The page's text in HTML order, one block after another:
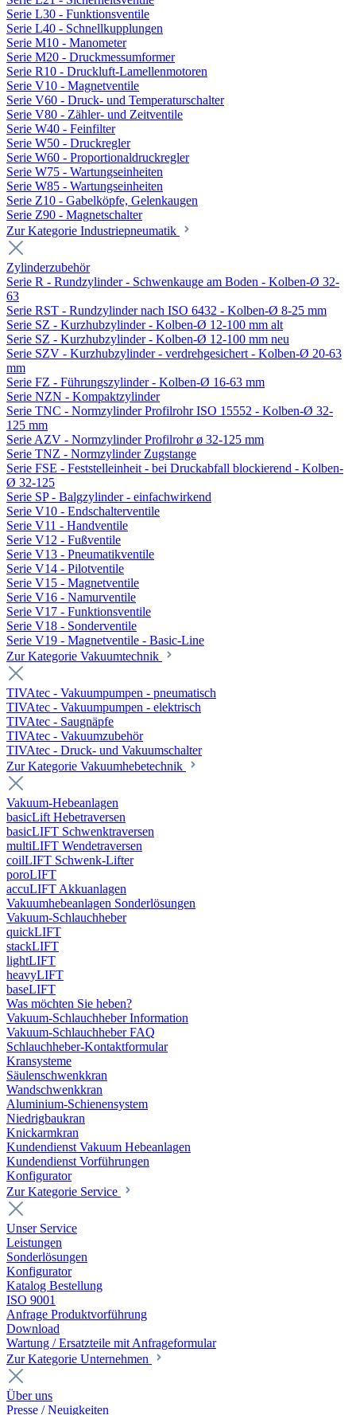
Serie L30 - Funktionsventile
Serie L40 - Schnellkupplungen
Serie M10 - Manometer
Serie M20 - Druckmessumformer
Serie R10 - Druckluft-Lamellenmotoren
Serie V10 - Magnetventile
Serie V60 - Druck- und Temperaturschalter
Serie V80 - Zähler- und Zeitventile
Serie W40 - Feinfilter
Serie W50 - Druckregler
Serie W60 - Proportionaldruckregler
Serie W75 - Wartungseinheiten
Serie W85 - Wartungseinheiten
Serie Z10 - Gabelköpfe, Gelenkaugen
Serie Z90 - Magnetschalter
Zur Kategorie Industriepneumatik
Zylinderzubehör
Serie R - Rundzylinder - Schwenkauge am Boden - Kolben-Ø 32-
63
Serie RST - Rundzylinder nach ISO 6432 - Kolben-Ø 8-25 mm
Serie SZ - Kurzhubzylinder - Kolben-Ø 12-100 mm alt
Serie SZ - Kurzhubzylinder - Kolben-Ø 12-100 mm neu
Serie SZV - Kurzhubzylinder - verdrehgesichert - Kolben-Ø 20-63
mm
Serie FZ - Führungszylinder - Kolben-Ø 16-63 mm
Serie NZN - Kompaktzylinder
Serie TNC - Normzylinder Profilrohr ISO 15552 - Kolben-Ø 32-
125 mm
Serie AZV - Normzylinder Profilrohr ø 32-125 mm
Serie TNZ - Normzylinder Zugstange
Serie FSE - Feststelleinheit - bei Druckabfall blockierend - Kolben-
Ø 32-125
Serie SP - Balgzylinder - einfachwirkend
Serie V10 - Endschalterventile
Serie V11 - Handventile
Serie V12 - Fußventile
Serie V13 - Pneumatikventile
Serie V14 - Pilotventile
Serie V15 - Magnetventile
Serie V16 - Namurventile
Serie V17 - Funktionsventile
Serie V18 - Sonderventile
Serie V19 - Magnetventile - Basic-Line
Zur Kategorie Vakuumtechnik
TIVAtec - Vakuumpumpen - pneumatisch
TIVAtec - Vakuumpumpen - elektrisch
TIVAtec - Saugnäpfe
TIVAtec - Vakuumzubehör
TIVAtec - Druck- und Vakuumschalter
Zur Kategorie Vakuumhebetechnik
Vakuum-Hebeanlagen
basicLift Hebetraversen
basicLIFT Schwenktraversen
multiLIFT Wendetraversen
coilLIFT Schwenk-Lifter
poroLIFT
accuLIFT Akkuanlagen
Vakuumhebeanlagen Sonderlösungen
Vakuum-Schlauchheber
quickLIFT
stackLIFT
lightLIFT
heavyLIFT
baseLIFT
Was möchten Sie heben?
Vakuum-Schlauchheber Information
Vakuum-Schlauchheber FAQ
Schlauchheber-Kontaktformular
Kransysteme
Säulenschwenkkran
Wandschwenkkran
Aluminium-Schienensystem
Niedrigbaukran
Knickarmkran
Kundendienst Vakuum Hebeanlagen
Kundendienst Vorführungen
Konfigurator
Zur Kategorie Service
Unser Service
Leistungen
Sonderlösungen
Konfigurator
Katalog Bestellung
ISO 9001
Anfrage Produktvorführung
Download
Wartung / Ersatzteile mit Anfrageformular
Zur Kategorie Unternehmen
Über uns
Presse / Neuigkeiten